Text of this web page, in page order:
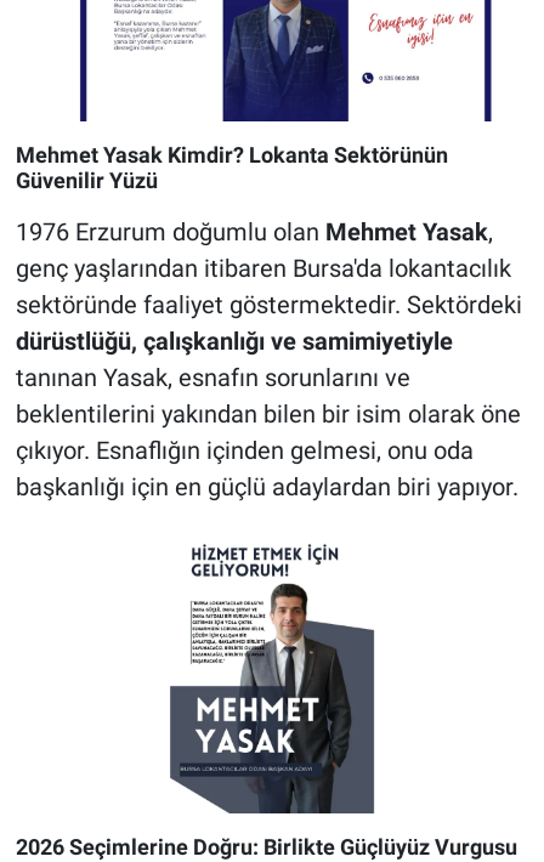
Mehmet Yasak Kimdir? Lokanta Sektörünün
Güvenilir Yüzü
1976 Erzurum doğumlu olan Mehmet Yasak,
genç yaşlarından itibaren Bursa'da lokantacılık
sektöründe faaliyet göstermektedir. Sektördeki
dürüstlüğü, çalışkanlığı ve samimiyetiyle
tanınan Yasak, esnafın sorunlarını ve
beklentilerini yakından bilen bir isim olarak öne
çıkıyor. Esnaflığın içinden gelmesi, onu oda
başkanlığı için en güçlü adaylardan biri yapıyor.
2026 Seçimlerine Doğru: Birlikte Güçlüyüz Vurgusu